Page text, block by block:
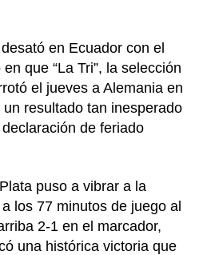
en Ecuador con el
que “La Tri”, la selección
el jueves a Alemania en
resultado tan inesperado
de feriado
puso a vibrar a la
los 77 minutos de juego al
2-1 en el marcador,
una histórica victoria que